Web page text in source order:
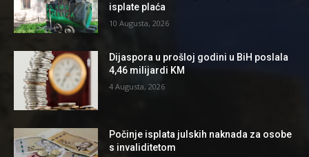
isplate plaća
10 Augusta, 2026
Dijaspora u prošloj godini u BiH poslala
4,46 milijardi KM
4 Augusta, 2026
Počinje isplata julskih naknada za osobe
s invaliditetom